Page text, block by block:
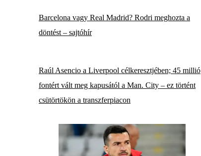
Barcelona vagy Real Madrid? Rodri meghozta a
döntést – sajtóhír
Raúl Asencio a Liverpool célkeresztjében; 45 millió
fontért vált meg kapusától a Man. City – ez történt
csütörtökön a transzferpiacon